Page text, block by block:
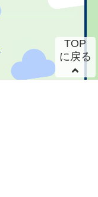
TOP
に戻る